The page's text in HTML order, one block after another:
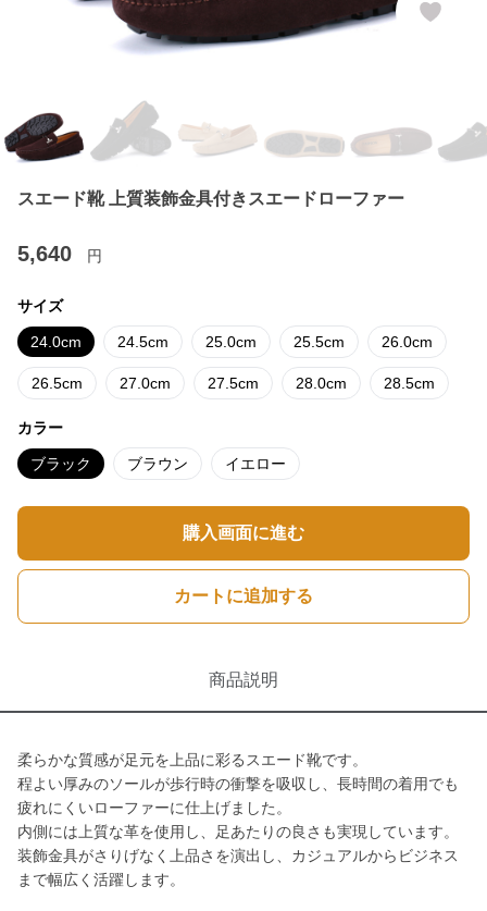
スエード靴 上質装飾金具付きスエードローファー
5,640 円
サイズ
24.0cm 24.5cm 25.0cm 25.5cm 26.0cm
26.5cm 27.0cm 27.5cm 28.0cm 28.5cm
カラー
ブラック ブラウン イエロー
購入画面に進む
カートに追加する
商品説明
柔らかな質感が足元を上品に彩るスエード靴です。
程よい厚みのソールが歩行時の衝撃を吸収し、長時間の着用でも
疲れにくいローファーに仕上げました。
内側には上質な革を使用し、足あたりの良さも実現しています。
装飾金具がさりげなく上品さを演出し、カジュアルからビジネス
まで幅広く活躍します。